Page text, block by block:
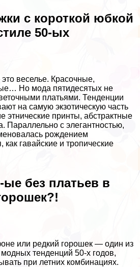
с короткой юбкой
50-ых
веселье. Красочные,
Но мода пятидесятых не
платьями. Тенденции
на самую экзотическую часть
этнические принты, абстpaктные
Параллельно с элегантностью,
рождением
как гавайские и тропические
ые без платьев в
или редкий горошек — один из
тенденций 50-х годов,
при летних комбинациях.